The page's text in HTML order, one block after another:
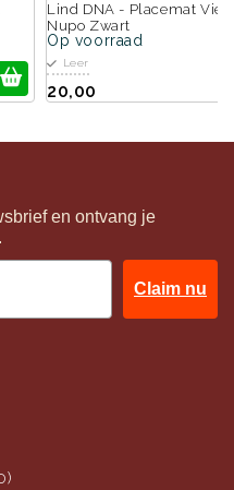
Lind DNA - Placemat
Nupo Zwart
Op voorraad
Leer
20,00
en ontvang je
Claim nu